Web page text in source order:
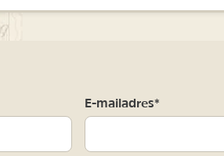
E-mailadres*